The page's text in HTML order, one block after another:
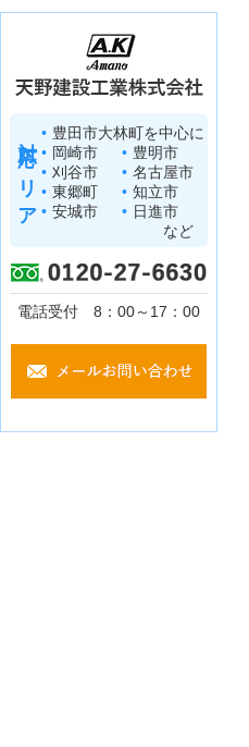
対応エリア
豊田市大林町を中心に
岡崎市
豊明市
刈谷市
名古屋市
東郷町
知立市
安城市
日進市
など
電話受付 8：00～17：00